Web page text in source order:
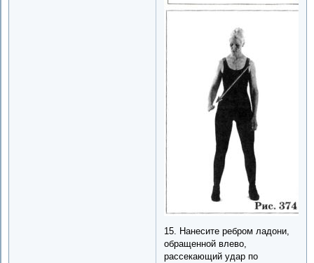
15. Нанесите ребром ладони,
обращенной влево,
рассекающий удар по